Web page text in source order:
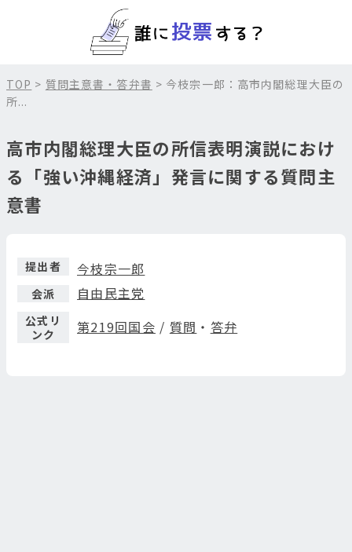
TOP > 質問主意書・答弁書 > 今枝宗一郎：高市内閣総理大臣の
所...
高市内閣総理大臣の所信表明演説におけ
る「強い沖縄経済」発言に関する質問主
意書
提出者 今枝宗一郎
会派 自由民主党
公式リ
ンク
第219回国会 / 質問 ・ 答弁